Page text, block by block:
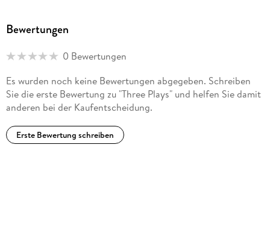
extraordinary life and work at thorntonwilder. com.
Bewertungen
0 Bewertungen
Es wurden noch keine Bewertungen abgegeben. Schreiben
Sie die erste Bewertung zu "Three Plays" und helfen Sie damit
anderen bei der Kaufentscheidung.
Erste Bewertung schreiben